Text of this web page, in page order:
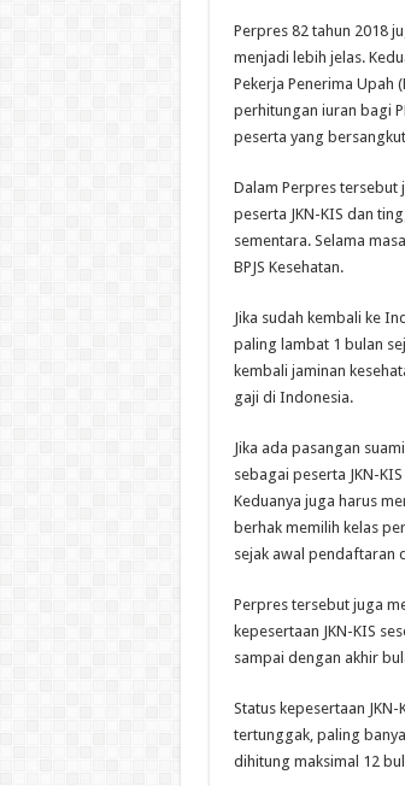
Perpres 82 tahun 2018
menjadi lebih jelas.
Pekerja Penerima Upah
perhitungan iuran bagi
peserta yang
Dalam Perpres tersebut
peserta JKN-KIS dan
sementara. Selama
BPJS Kesehatan.
Jika sudah kembali ke
paling lambat 1 bulan
kembali jaminan
gaji di Indonesia.
Jika ada pasangan
sebagai peserta JKN-
Keduanya juga harus
berhak memilih kelas
sejak awal pendaftaran
Perpres tersebut juga
kepesertaan JKN-KIS
sampai dengan akhir
Status kepesertaan
tertunggak, paling
dihitung maksimal 12